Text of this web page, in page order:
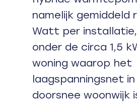
namelijk gemiddeld
Watt per
onder de circa 1,5
woning waarop het
laagspanningsnet in
doorsnee woonwijk